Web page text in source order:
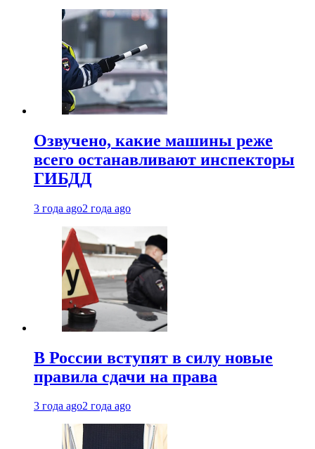
Озвучено, какие машины реже
всего останавливают инспекторы
ГИБДД
3 года ago2 года ago
В России вступят в силу новые
правила сдачи на права
3 года ago2 года ago